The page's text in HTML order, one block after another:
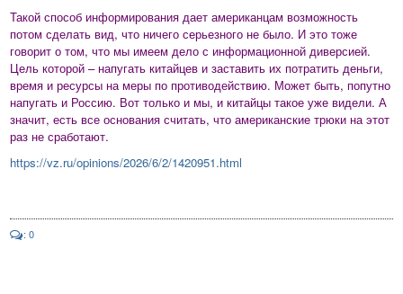
Такой способ информирования дает американцам возможность
потом сделать вид, что ничего серьезного не было. И это тоже
говорит о том, что мы имеем дело с информационной диверсией.
Цель которой – напугать китайцев и заставить их потратить деньги,
время и ресурсы на меры по противодействию. Может быть, попутно
напугать и Россию. Вот только и мы, и китайцы такое уже видели. А
значит, есть все основания считать, что американские трюки на этот
раз не сработают.
https://vz.ru/opinions/2026/6/2/1420951.html
: 0